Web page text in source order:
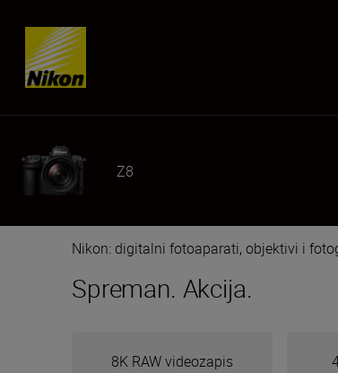
Skip content
Z8
Nikon: digitalni fotoaparati, objektivi i
Spreman. Akcija.
8K RAW videozapis